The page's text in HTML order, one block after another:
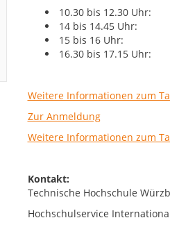
10.30 bis 12.30 Uhr:
14 bis 14.45 Uhr:
15 bis 16 Uhr:
16.30 bis 17.15 Uhr:
Weitere Informationen zum
Zur Anmeldung
Weitere Informationen zum
Kontakt:
Technische Hochschule
Hochschulservice